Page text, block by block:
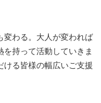
変わる。大人が変われば
持って活動していきま
ける皆様の幅広いご支援